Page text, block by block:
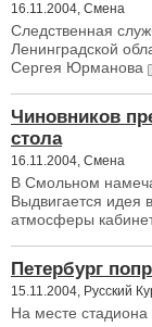
16.11.2004, Смена
Следственная
Ленинградской
Сергея Юрманова
Чиновников
стола
16.11.2004, Смена
В Смольном
Выдвигается идея
атмосферы
Петербург
15.11.2004, Русский
На месте